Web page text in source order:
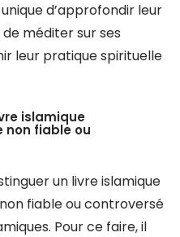
d’approfondir leur
méditer sur ses
leur pratique spirituelle
islamique
non fiable ou
un livre islamique
fiable ou controversé
Pour ce faire, il